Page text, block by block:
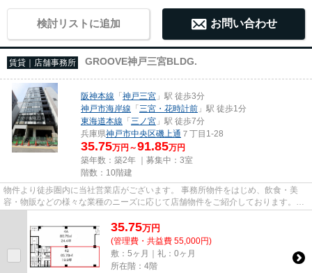
検討リストに追加 お問い合わせ
賃貸｜店舗事務所 GROOVE神戸三宮BLDG.
阪神本線 「神戸三宮 」駅 徒歩3分
神戸市海岸線 「三宮・花時計前 」駅 徒歩1分
東海道本線 「三ノ宮 」駅 徒歩7分
兵庫県神戸市中央区磯上通 ７丁目1-28
35.75万円～91.85万円
築年数：築2年 ｜募集中： 3室
階数：10階建
物件より徒歩圏内に当社営業店がございます。 事務所物件をはじめ、飲食・美
容・物販などの様々な業種のニーズに応じて店舗物件をご紹介しております。
尚、弊社ではおとり広告は一切...
35.75万円
(管理費・共益費 55,000円)
敷：5ヶ月｜礼：0ヶ月
所在階：4階